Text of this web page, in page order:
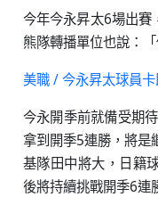
今年今永昇太6場出賽
熊隊轉播單位也說：
美職 / 今永昇太球員
今永開季前就備受期
拿到開季5連勝，將
基隊田中將大，日籍
後將持續挑戰開季6連